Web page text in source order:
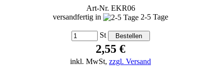
Art-Nr. EKR06
versandfertig in
2-5 Tage
St
2,55 €
inkl. MwSt, zzgl. Versand